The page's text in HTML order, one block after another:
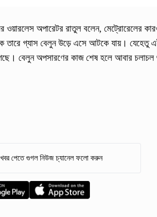
ওয়ারলেস অপারেটর রাতুল বলেন, মেট্রোরেলের
তারে গ্যাস বেলুন উড়ে এসে আটকে যায়। যেহেতু
বেলুন অপসারণের কাজ শেষ হলে আবার
পেতে গুগল নিউজ চ্যানেল ফলো করুন